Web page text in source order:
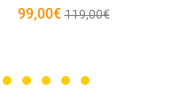
99,00€ 119,00€